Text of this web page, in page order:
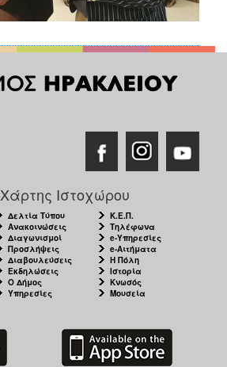
Χάρτης Ιστοχώρου
Δελτία Τύπου
Ανακοινώσεις
Διαγωνισμοί
Προσλήψεις
Διαβουλεύσεις
Εκδηλώσεις
Ο Δήμος
Υπηρεσίες
Κ.Ε.Π.
Τηλέφωνα
e-Υπηρεσίες
e-Αιτήματα
Η Πόλη
Ιστορία
Κνωσός
Μουσεία